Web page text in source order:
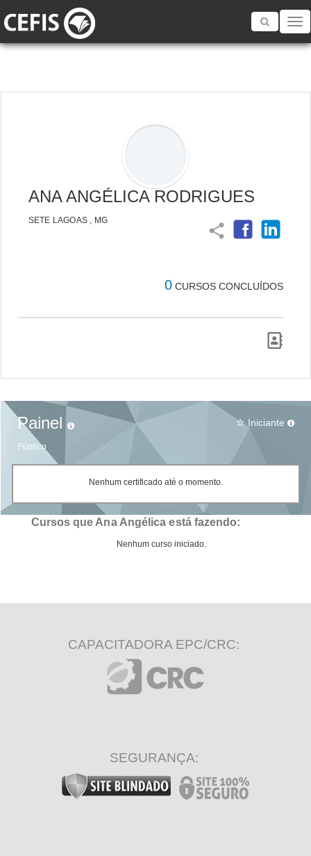
Toggle
ANA ANGÉLICA RODRIGUES
SETE LAGOAS , MG
share
0 CURSOS CONCLUÍDOS
Painel
Público
star_border Iniciante
Nenhum certificado até o momento.
Cursos que Ana Angélica está fazendo:
Nenhum curso iniciado.
CAPACITADORA EPC/CRC:
SEGURANÇA: